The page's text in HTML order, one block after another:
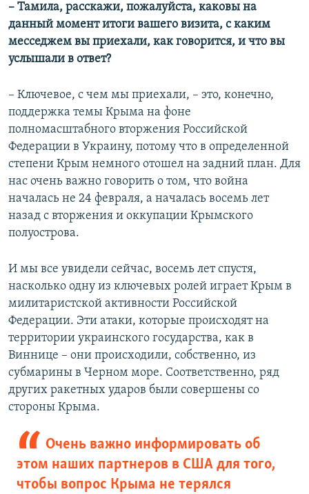
– Тамила, расскажи, пожалуйста, каковы на
данный момент итоги вашего визита, с каким
месседжем вы приехали, как говорится, и что вы
услышали в ответ?
– Ключевое, с чем мы приехали, – это, конечно,
поддержка темы Крыма на фоне
полномасштабного вторжения Российской
Федерации в Украину, потому что в определенной
степени Крым немного отошел на задний план. Для
нас очень важно говорить о том, что война
началась не 24 февраля, а началась восемь лет
назад с вторжения и оккупации Крымского
полуострова.
И мы все увидели сейчас, восемь лет спустя,
насколько одну из ключевых ролей играет Крым в
милитаристской активности Российской
Федерации. Эти атаки, которые происходят на
территории украинского государства, как в
Виннице – они происходили, собственно, из
субмарины в Черном море. Соответственно, ряд
других ракетных ударов были совершены со
стороны Крыма.
Очень важно информировать об
этом наших партнеров в США для того,
чтобы вопрос Крыма не терялся